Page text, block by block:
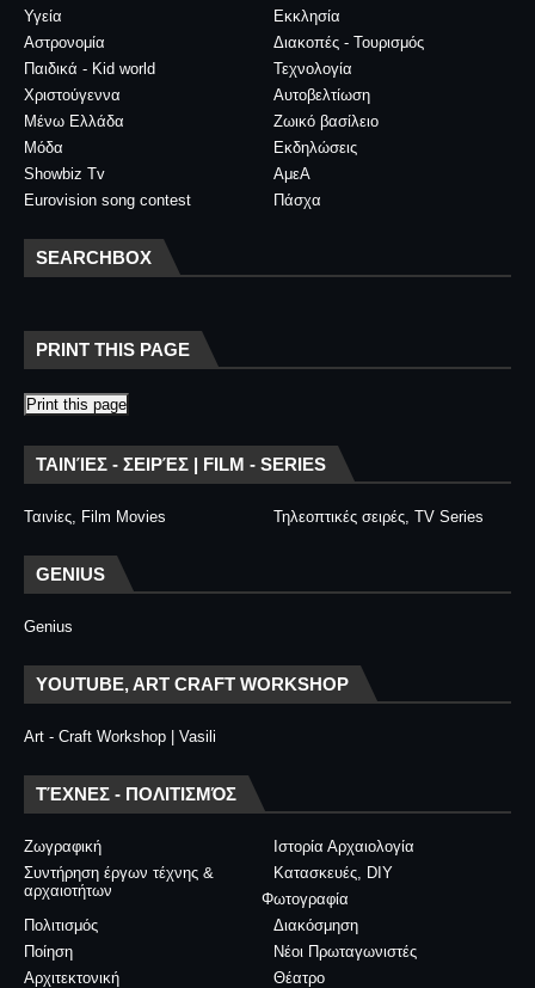
Υγεία
Εκκλησία
Αστρονομία
Διακοπές - Τουρισμός
Παιδικά - Kid world
Τεχνολογία
Χριστούγεννα
Αυτοβελτίωση
Μένω Ελλάδα
Ζωικό βασίλειο
Μόδα
Εκδηλώσεις
Showbiz Tv
ΑμεΑ
Eurovision song contest
Πάσχα
SEARCHBOX
PRINT THIS PAGE
Print this page
ΤΑΙΝΊΕΣ - ΣΕΙΡΈΣ | FILM - SERIES
Ταινίες, Film Movies Τηλεοπτικές σειρές, TV Series
GENIUS
Genius
YOUTUBE, ART CRAFT WORKSHOP
Art - Craft Workshop | Vasili
ΤΈΧΝΕΣ - ΠΟΛΙΤΙΣΜΌΣ
Ζωγραφική
Ιστορία Αρχαιολογία
Συντήρηση έργων τέχνης &
αρχαιοτήτων
Κατασκευές, DIY
Φωτογραφία
Διακόσμηση
Πολιτισμός
Νέοι Πρωταγωνιστές
Ποίηση
Θέατρο
Αρχιτεκτονική